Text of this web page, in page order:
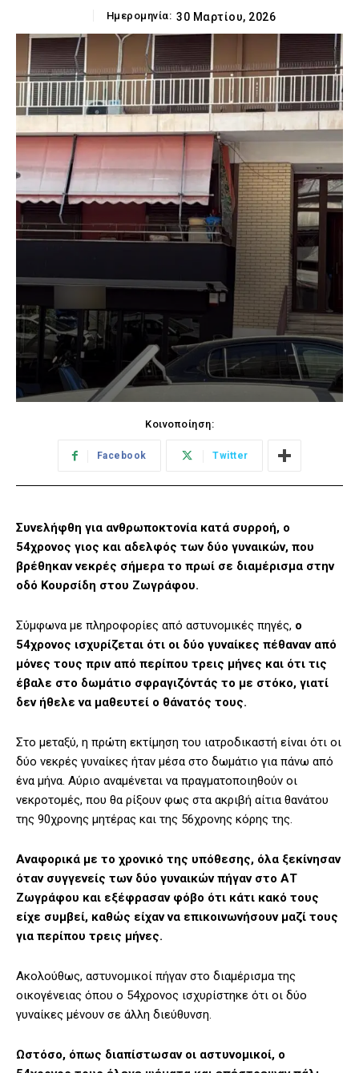
Ημερομηνία: 30 Μαρτίου, 2026
Κοινοποίηση:
Facebook Twitter
Συνελήφθη για ανθρωποκτονία κατά συρροή, ο
54χρονος γιος και αδελφός των δύο γυναικών, που
βρέθηκαν νεκρές σήμερα το πρωί σε διαμέρισμα στην
οδό Κουρσίδη στου Ζωγράφου.
Σύμφωνα με πληροφορίες από αστυνομικές πηγές, ο
54χρονος ισχυρίζεται ότι οι δύο γυναίκες πέθαναν από
μόνες τους πριν από περίπου τρεις μήνες και ότι τις
έβαλε στο δωμάτιο σφραγιζόντάς το με στόκο, γιατί
δεν ήθελε να μαθευτεί ο θάνατός τους.
Στο μεταξύ, η πρώτη εκτίμηση του ιατροδικαστή είναι ότι οι
δύο νεκρές γυναίκες ήταν μέσα στο δωμάτιο για πάνω από
ένα μήνα. Αύριο αναμένεται να πραγματοποιηθούν οι
νεκροτομές, που θα ρίξουν φως στα ακριβή αίτια θανάτου
της 90χρονης μητέρας και της 56χρονης κόρης της.
Αναφορικά με το χρονικό της υπόθεσης, όλα ξεκίνησαν
όταν συγγενείς των δύο γυναικών πήγαν στο ΑΤ
Ζωγράφου και εξέφρασαν φόβο ότι κάτι κακό τους
είχε συμβεί, καθώς είχαν να επικοινωνήσουν μαζί τους
για περίπου τρεις μήνες.
Ακολούθως, αστυνομικοί πήγαν στο διαμέρισμα της
οικογένειας όπου ο 54χρονος ισχυρίστηκε ότι οι δύο
γυναίκες μένουν σε άλλη διεύθυνση.
Ωστόσο, όπως διαπίστωσαν οι αστυνομικοί, ο